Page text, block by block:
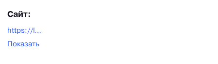
Сайт:
https://lori-toys.ru/
Показать